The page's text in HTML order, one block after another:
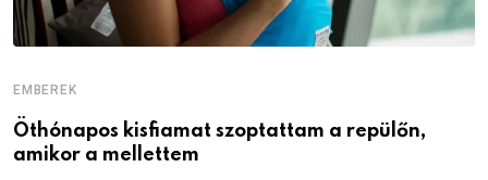
EMBEREK
Öthónapos kisfiamat szoptattam a repülőn,
amikor a mellettem